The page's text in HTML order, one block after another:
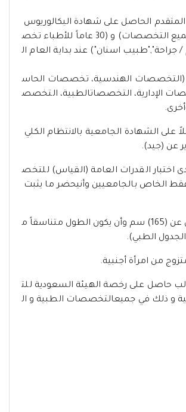
المتقدم الحاصل على شهادة البكالوريوس
عن (27 عاماً لجميع التخصصات) و (30 عاماً للأطباء تخص
اسنان") عند بداية العام ال
(التخصصات الهندسية، تخصصات الحاس
الإدارية، التخصصاتالطبية، التخصص
على الشهادة الجامعية بالانتظام الكلي
عن (جيد).
اختبار القدرات العامة (القياس) للتخص
الخاص بالجامعيين وأنيحضر ما يثبت
7- ألا يقل الطول عن (165) سم وأن يكون الطول متناسقاً م
الطبي).
حاصل على رخصة الهيئة السعودية للت
و ذلك في جميعالتخصصات الطبية و ال